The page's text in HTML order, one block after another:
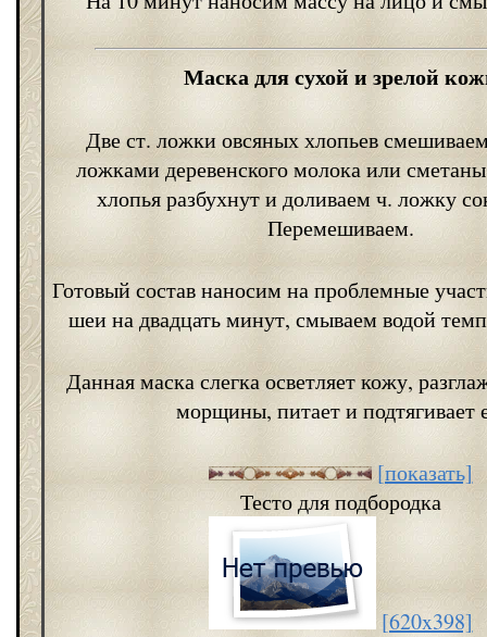
Маска для сухой и зрелой
Две ст. ложки овсяных хлопьев
ложками деревенского молока или
хлопья разбухнут и доливаем ч. ложку
Перемешиваем.
Готовый состав наносим на проблемные
шеи на двадцать минут, смываем водой
Данная маска слегка осветляет кожу,
морщины, питает и подтягивает
[показать]
Тесто для подбородка
[620x398]